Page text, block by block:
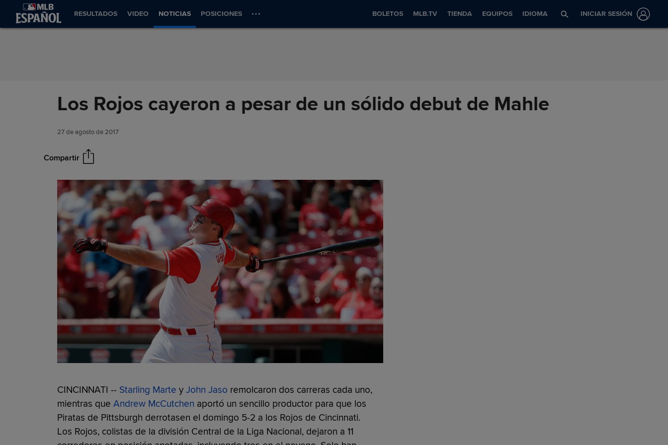
Saltar al Contenido
RESULTADOS VIDEO NOTICIAS POSICIONES BOLETOS MLB.TV TIENDA EQUIPOS IDIOMA INICIAR SESIÓN
Los Rojos cayeron a pesar de un sólido debut de Mahle
27 de agosto de 2017
Compartir
CINCINNATI -- Starling Marte y John Jaso remolcaron dos carreras cada uno,
mientras que Andrew McCutchen aportó un sencillo productor para que los
Piratas de Pittsburgh derrotasen el domingo 5-2 a los Rojos de Cincinnati.
Los Rojos, colistas de la división Central de la Liga Nacional, dejaron a 11